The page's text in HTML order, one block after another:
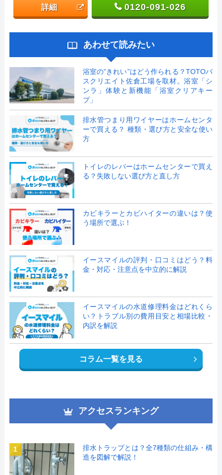
詳細 0120-091-026
あわせて読みたい
浴室の”きれい”はどう作られる？TOTOバ
スクリエイト佐倉工場を取材。浴室「シ
ンラ」体験と新機能「浴室クリアキー
プ」
排水管つまり用ワイヤーはホームセンタ
ーで買える？ 種類・選び方と安全な使い
方
トイレのレバーはホームセンターで買え
る？失敗しない選び方と直し方
カビキラーとカビハイターの違いは？使
う場所で選ぶ！
イースマイルの評判・口コミはどう？料
金・対応・注意点を中立的に解説
イースマイルの水道修理料金はどれくら
い？トラブル別の費用目安と相場比較・
内訳を解説
コラム一覧を見る
アクセスランキング
1
排水トラップとは？全7種類の仕組み・構
造を図解で解説！